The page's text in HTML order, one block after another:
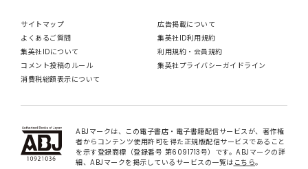
サイトマップ
広告掲載について
よくあるご質問
集英社ID利用規約
集英社IDについて
利用規約・会員規約
コメント投稿のルール
集英社プライバシーガイドライン
消費税総額表示について
ABJマークは、この電子書店・電子書籍配信サービスが、著作権
者からコンテンツ使用許可を得た正規版配信サービスであること
を示す登録商標（登録番号 第6091713号）です。ABJマークの詳
細、ABJマークを掲示しているサービスの一覧は こちら。